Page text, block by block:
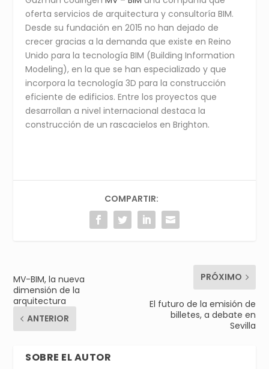
oferta servicios de arquitectura y consultoría BIM.
Desde su fundación en 2015 no han dejado de
crecer gracias a la demanda que existe en Reino
Unido para la tecnología BIM (Building Information
Modeling), en la que se han especializado y que
incorpora la tecnología 3D para la construcción
eficiente de edificios. Entre los proyectos que
desarrollan a nivel internacional destaca la
construcción de un rascacielos en Brighton.
COMPARTIR:
MV-BIM, la nueva
dimensión de la
arquitectura
ANTERIOR
PRÓXIMO
El futuro de la emisión de
billetes, a debate en
Sevilla
SOBRE EL AUTOR